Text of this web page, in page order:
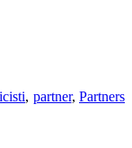
, partner, Partners